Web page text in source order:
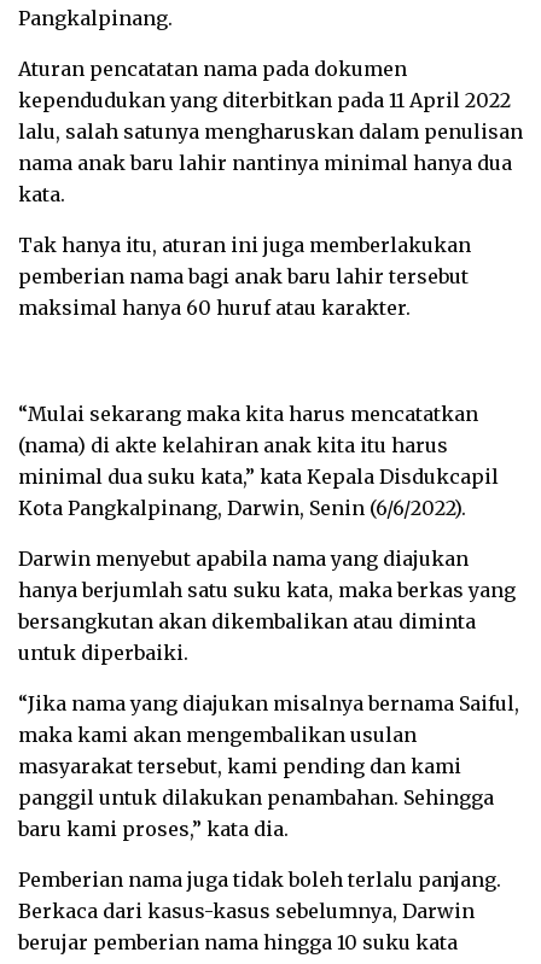
Pangkalpinang.
Aturan pencatatan nama pada dokumen
kependudukan yang diterbitkan pada 11 April 2022
lalu, salah satunya mengharuskan dalam penulisan
nama anak baru lahir nantinya minimal hanya dua
kata.
Tak hanya itu, aturan ini juga memberlakukan
pemberian nama bagi anak baru lahir tersebut
maksimal hanya 60 huruf atau karakter.
“Mulai sekarang maka kita harus mencatatkan
(nama) di akte kelahiran anak kita itu harus
minimal dua suku kata,” kata Kepala Disdukcapil
Kota Pangkalpinang, Darwin, Senin (6/6/2022).
Darwin menyebut apabila nama yang diajukan
hanya berjumlah satu suku kata, maka berkas yang
bersangkutan akan dikembalikan atau diminta
untuk diperbaiki.
“Jika nama yang diajukan misalnya bernama Saiful,
maka kami akan mengembalikan usulan
masyarakat tersebut, kami pending dan kami
panggil untuk dilakukan penambahan. Sehingga
baru kami proses,” kata dia.
Pemberian nama juga tidak boleh terlalu panjang.
Berkaca dari kasus-kasus sebelumnya, Darwin
berujar pemberian nama hingga 10 suku kata